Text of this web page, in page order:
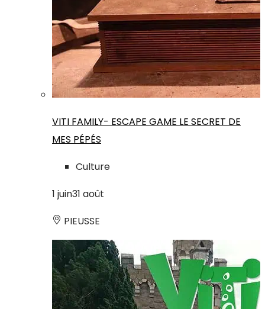
VITI FAMILY- ESCAPE GAME LE SECRET DE
MES PÉPÉS
Culture
1 juin31 août
PIEUSSE